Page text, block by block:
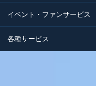
イベント・ファンサービス
各種サービス